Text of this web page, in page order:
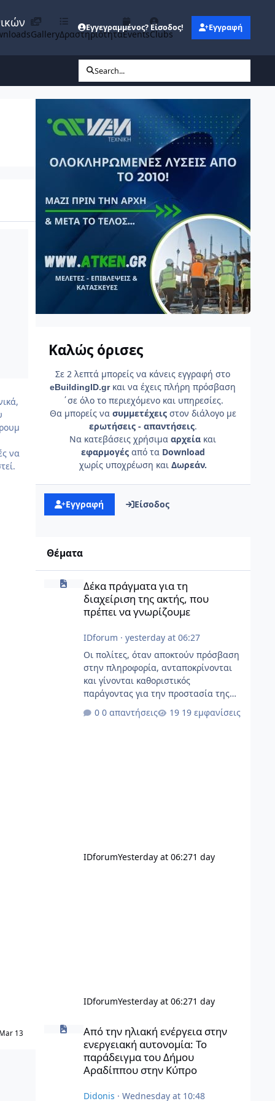
GalleryΔραστηριότηταEventsClubs
Εγγεγραμμένος? Είσοδος! Εγγραφή
Search...
να
Mar 13
Καλώς όρισες
Σε 2 λεπτά μπορείς να κάνεις εγγραφή στο
eBuildingID.gr και να έχεις πλήρη πρόσβαση
΄σε όλο το περιεχόμενο και υπηρεσίες.
Θα μπορείς να συμμετέχειςστον διάλογο με
ερωτήσεις - απαντήσεις.
Να κατεβάσεις χρήσιμααρχεία και
εφαρμογέςαπό τα Download
χωρίς υποχρέωση και Δωρεάν.
Εγγραφή Είσοδος
Θέματα
Δέκα πράγματα για τη
διαχείριση της ακτής, που
πρέπει να γνωρίζουμε
IDforum ·yesterday at 06:27
Οι πολίτες, όταν αποκτούν πρόσβαση
στην πληροφορία, ανταποκρίνονται
και γίνονται καθοριστικός
παράγοντας για την προστασία της
ελληνικής ακτογραμμής, στους
κόλπους, τα ακρωτήρια και τις
0 απαντήσεις 19 εμφανίσεις
IDforumYesterday at 06:271 day
IDforumYesterday at 06:271 day
Από την ηλιακή ενέργεια στην ενεργειακή αυτονομία:
Από την ηλιακή ενέργεια στην
ενεργειακή αυτονομία: Το
παράδειγμα του Δήμου
Αραδίππου στην Κύπρο
Didonis ·Wednesday at 10:48